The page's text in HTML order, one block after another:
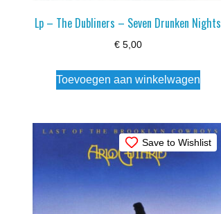
Lp – The Dubliners – Seven Drunken Nights
€5,00
Toevoegen aan winkelwagen
Save to Wishlist